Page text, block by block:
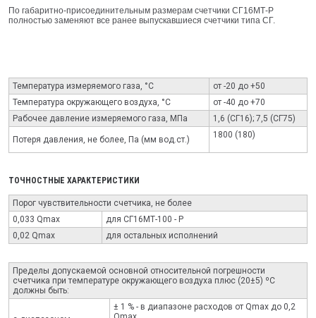
По габаритно-присоединительным размерам счетчики СГ16МТ-Р
полностью заменяют все ранее выпускавшиеся счетчики типа СГ.
Температура измеряемого газа, °С
от -20 до +50
Температура окружающего воздуха, °С
от -40 до +70
Рабочее давление измеряемого газа, МПа
1,6 (СГ16); 7,5 (СГ75)
Потеря давления, не более, Па (мм вод.ст.) 1800 (180)
ТОЧНОСТНЫЕ ХАРАКТЕРИСТИКИ
Порог чувствительности счетчика, не более
0,033 Qmax
для СГ16МТ-100 - Р
0,02 Qmax
для остальных исполнений
Пределы допускаемой основной относительной погрешности
счетчика при температуре окружающего воздуха плюс (20±5) ºС
должны быть:
± 1 % - в диапазоне раcходов от Qmax до 0,2